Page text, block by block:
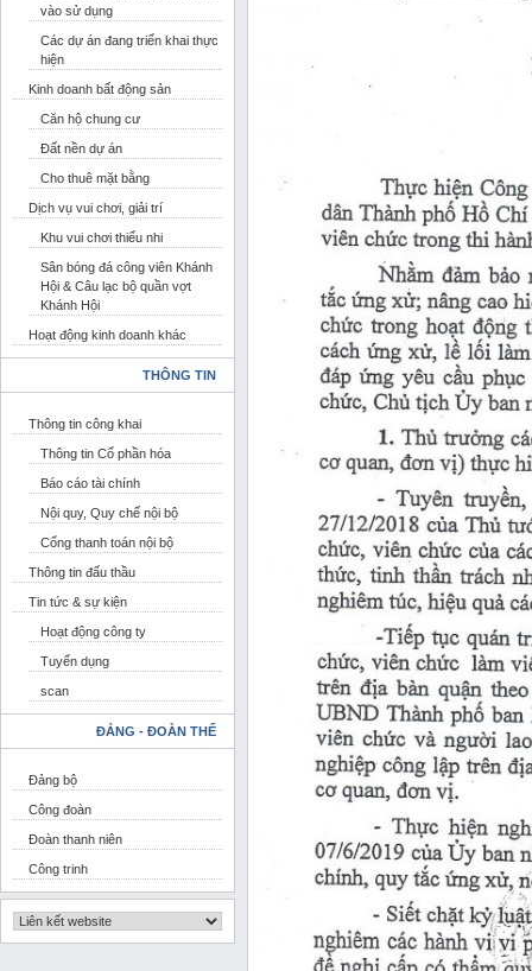
vào sử dụng
Các dự án đang triển khai thực
hiện
Kinh doanh bất động sản
Căn hộ chung cư
Đất nền dự án
Cho thuê mặt bằng
Dịch vụ vui chơi, giải trí
Khu vui chơi thiếu nhi
Sân bóng đá công viên Khánh
Hội & Câu lạc bộ quần vợt
Khánh Hội
Hoạt động kinh doanh khác
THÔNG TIN
Thông tin công khai
Thông tin Cổ phần hóa
Báo cáo tài chính
Nội quy, Quy chế nội bộ
Cổng thanh toán nội bộ
Thông tin đấu thầu
Tin tức & sự kiện
Hoạt động công ty
Tuyển dụng
scan
ĐẢNG - ĐOÀN THỂ
Đảng bộ
Công đoàn
Đoàn thanh niên
Công trinh